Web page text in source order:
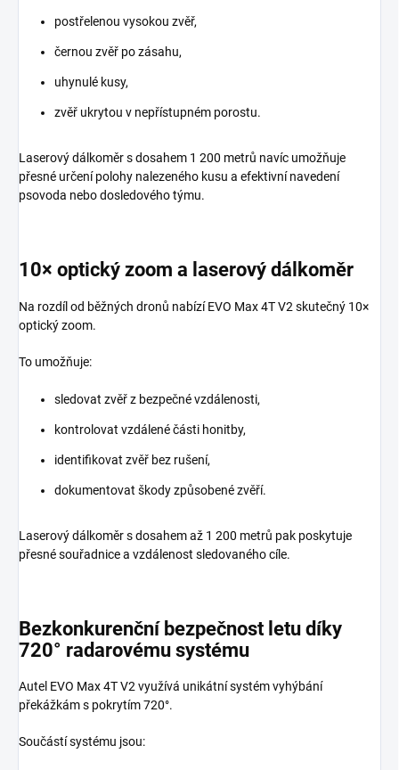
postřelenou vysokou zvěř,
černou zvěř po zásahu,
uhynulé kusy,
zvěř ukrytou v nepřístupném porostu.
Laserový dálkoměr s dosahem 1 200 metrů navíc umožňuje
přesné určení polohy nalezeného kusu a efektivní navedení
psovoda nebo dosledového týmu.
10× optický zoom a laserový dálkoměr
Na rozdíl od běžných dronů nabízí EVO Max 4T V2 skutečný 10×
optický zoom.
To umožňuje:
sledovat zvěř z bezpečné vzdálenosti,
kontrolovat vzdálené části honitby,
identifikovat zvěř bez rušení,
dokumentovat škody způsobené zvěří.
Laserový dálkoměr s dosahem až 1 200 metrů pak poskytuje
přesné souřadnice a vzdálenost sledovaného cíle.
Bezkonkurenční bezpečnost letu díky
720° radarovému systému
Autel EVO Max 4T V2 využívá unikátní systém vyhýbání
překážkám s pokrytím 720°.
Součástí systému jsou: